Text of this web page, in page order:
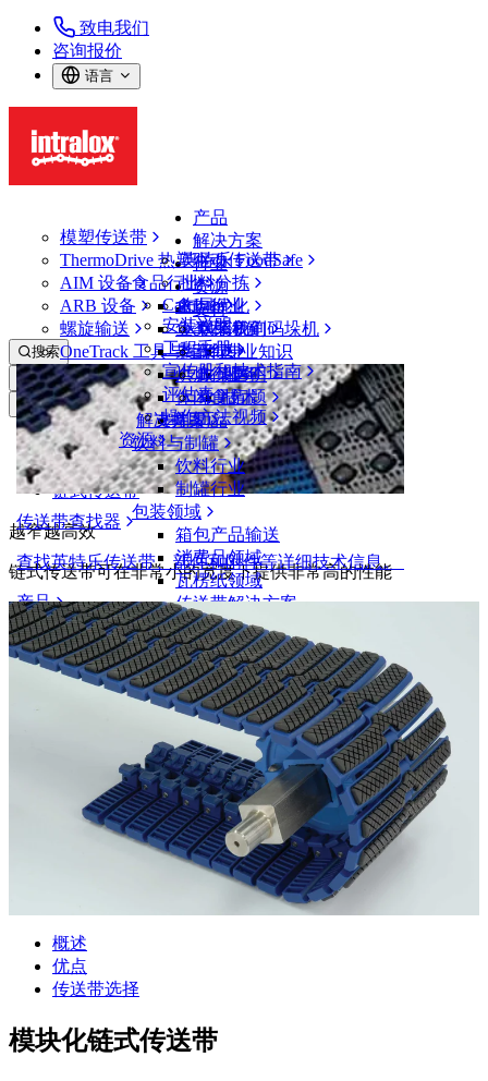
致电我们
咨询报价
语言
产品
模塑传送带
ThermoDrive 热塑驱动传送带
AIM 设备
ARB 设备
螺旋输送
OneTrack 工具与组件
传送带查找器
查找英特乐传送带、部件和附件等详细技术信息。
产品
解决方案
英特乐 FoodSafe
批料分拣
布局优化
从包装机到码垛机
专业知识
服务
技术
解决方案
行业
食品行业
禽肉行业
鱼类和海鲜
果蔬行业
烘焙行业
休闲食品
乳制品
饮料与制罐
饮料行业
制罐行业
包装领域
箱包产品输送
消费品领域
瓦楞纸领域
传送带解决方案
物流和物料搬运
电商和配送
邮政和快递
轮胎和汽车
轮胎
汽车领域
新能源汽车动力电池
工业
行业概览
资源
CalcLab
安装说明
工程手册
宣传册和技术指南
评估表
操作方法视频
资源
支持
联系我们
保证
政策声明
常见问题
支持
搜索
打开菜单
模塑传送带
产品
模塑传送带
链式传送带
越窄越高效
链式传送带可在非常小的宽度下提供非常高的性能
概述
优点
传送带选择
模块化链式传送带